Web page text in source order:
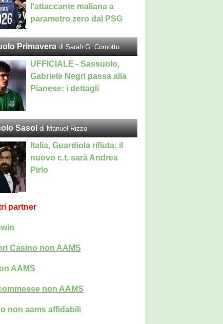
l’attaccante maliana a
parametro zero dal PSG
Primavera di Sarah G. Comotto
UFFICIALE - Sassuolo,
Gabriele Negri passa alla
Pianese: i dettagli
Sasol di Manuel Rizzo
Italia, Guardiola rifiuta: il
nuovo c.t. sarà Andrea
Pirlo
partner
Casino non AAMS
AAMS
non AAMS
non aams affidabili